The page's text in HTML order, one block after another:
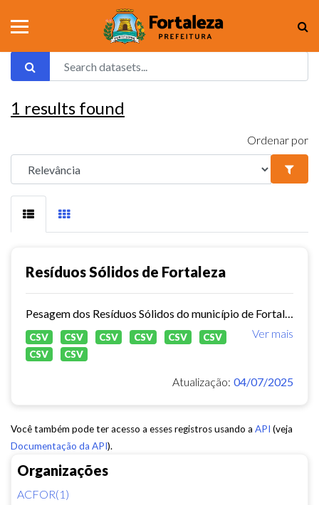
Organizações
ACFOR(1)
1 results found
Ordenar por
Resíduos Sólidos de Fortaleza
Ver mais
CSV CSV CSV CSV CSV
CSV
CSV
CSV
Atualização: 04/07/2025
Você também pode ter acesso a esses registros usando a API (veja
Documentação da API).